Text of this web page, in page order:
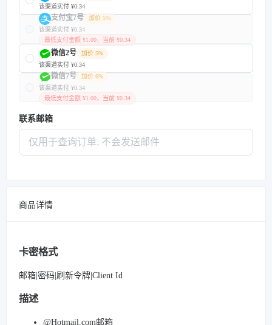
该渠道实付 ¥0.34
支付宝7号
加价 5%
该渠道实付 ¥0.34
最低支付金额 ¥1.00，当前 ¥0.34
微信2号
加价 5%
该渠道实付 ¥0.34
微信7号
加价 6%
该渠道实付 ¥0.34
最低支付金额 ¥1.00，当前 ¥0.34
联系邮箱
商品详情
卡密格式
邮箱|密码|刷新令牌|Client Id
描述
@Hotmail.com邮箱